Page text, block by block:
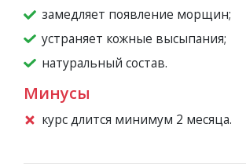
замедляет появление морщин;
устраняет кожные высыпания;
натуральный состав.
Минусы
курс длится минимум 2 месяца.